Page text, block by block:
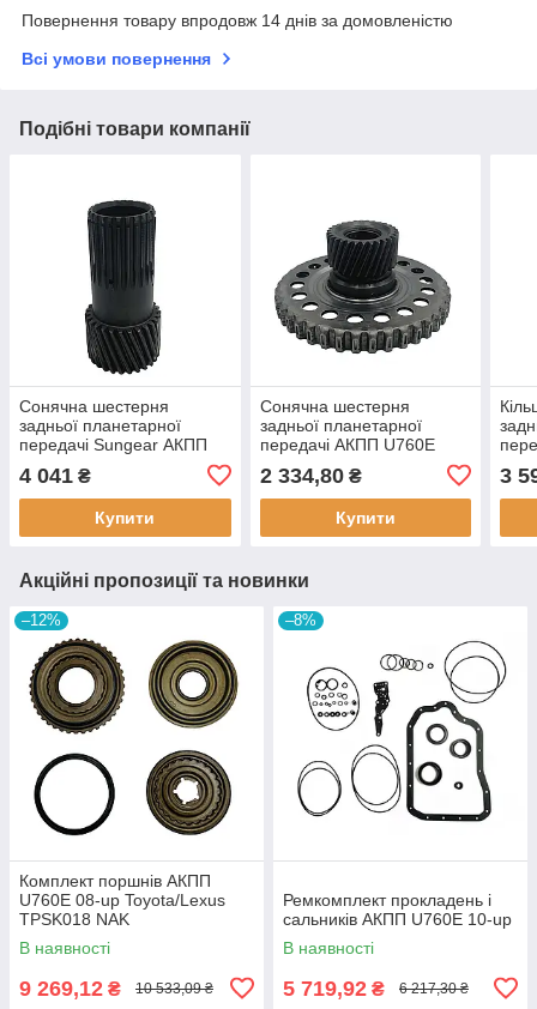
Повернення товару впродовж 14 днів за домовленістю
Всі умови повернення
Подібні товари компанії
Сонячна шестерня
задньої планетарної
передачі Sungear АКПП
3570633020 (Б.У.)
4 041 ₴
Купити
Сонячна шестерня
задньої планетарної
передачі АКПП U760E
Toyota/Lexus 3573033030
3573073010 (Б.У.)
2 334,80₴
Купити
3
Акційні пропозиції та новинки
–12%
Комплект поршнів АКПП
U760E 08-up Toyota/Lexus
TPSK018 NAK
В наявності
9 269,12 ₴ 10 533,09 ₴
–8%
Ремкомплект прокладень і
сальників АКПП U760E 10-up
В наявності
5 719,92 ₴ 6 217,30 ₴